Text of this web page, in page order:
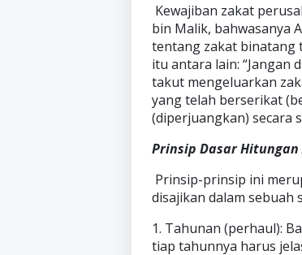
Kewajiban zakat
bin Malik, bahwasanya
tentang zakat binatang
itu antara lain: “Jangan
takut mengeluarkan
yang telah berserikat
(diperjuangkan) secara
Prinsip Dasar
Prinsip-prinsip ini
disajikan dalam sebuah
1. Tahunan (perhaul):
tiap tahunnya harus